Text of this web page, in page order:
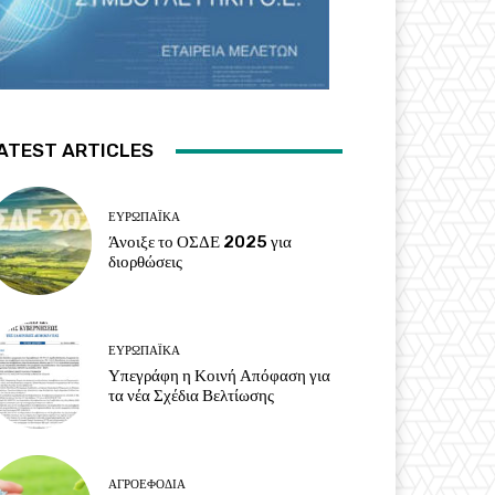
ARTICLES
ΕΥΡΩΠΑΪΚΆ
Άνοιξε το ΟΣΔΕ 2025 για
διορθώσεις
ΕΥΡΩΠΑΪΚΆ
Υπεγράφη η Κοινή Απόφαση για
τα νέα Σχέδια Βελτίωσης
ΑΓΡΟΕΦΌΔΙΑ